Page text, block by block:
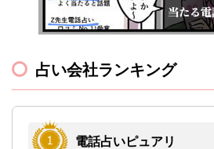
占い会社ランキング
電話占いピュアリ